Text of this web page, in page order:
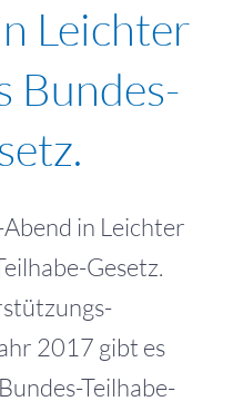
Leichter
Bundes-
in Leichter
Gesetz.
2017 gibt es
Teilhabe-